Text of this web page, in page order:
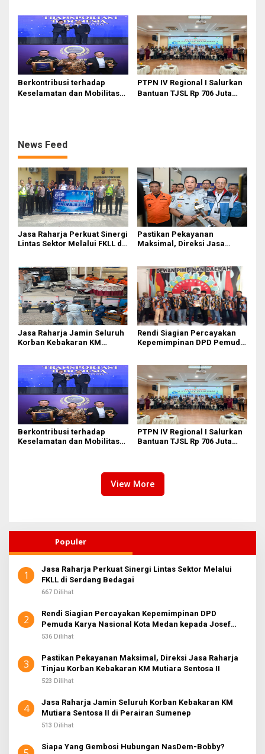
Perairan Sumenep
kepada Josef Sembiring
Berkontribusi terhadap
Keselamatan dan Mobilitas
PTPN IV Regional I Salurkan
Bantuan TJSL Rp 706 Juta
News Feed
Jasa Raharja Perkuat Sinergi
Lintas Sektor Melalui FKLL di
Pastikan Pekayanan
Maksimal, Direksi Jasa
Sentosa II
Jasa Raharja Jamin Seluruh
Korban Kebakaran KM
Rendi Siagian Percayakan
Kepemimpinan DPD Pemuda
Berkontribusi terhadap
Keselamatan dan Mobilitas
PTPN IV Regional I Salurkan
Bantuan TJSL Rp 706 Juta
View More
Populer
1
Jasa Raharja Perkuat Sinergi Lintas Sektor Melalui
FKLL di Serdang Bedagai
667 Dilihat
2
Rendi Siagian Percayakan Kepemimpinan DPD
Pemuda Karya Nasional Kota Medan kepada Josef
Sembiring
536 Dilihat
3
Pastikan Pekayanan Maksimal, Direksi Jasa Raharja
Tinjau Korban Kebakaran KM Mutiara Sentosa II
523 Dilihat
4
Jasa Raharja Jamin Seluruh Korban Kebakaran KM
Mutiara Sentosa II di Perairan Sumenep
513 Dilihat
Siapa Yang Gembosi Hubungan NasDem-Bobby?